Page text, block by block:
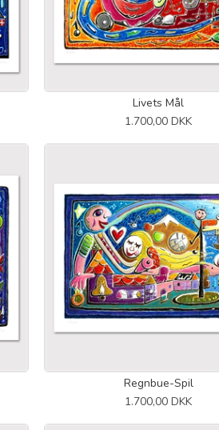
Livets Mål
1.700,00 DKK
Regnbue-Spil
1.700,00 DKK